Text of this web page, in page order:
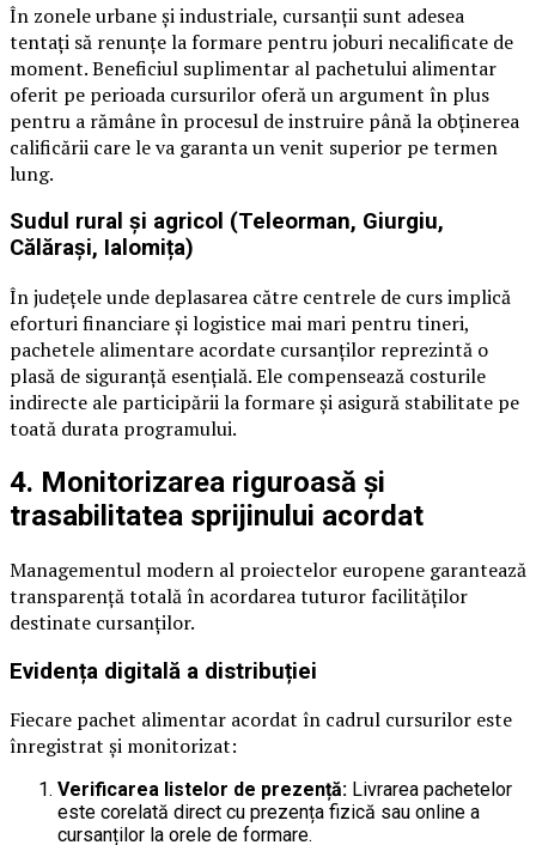
În zonele urbane și industriale, cursanții sunt adesea
tentați să renunțe la formare pentru joburi necalificate de
moment. Beneficiul suplimentar al pachetului alimentar
oferit pe perioada cursurilor oferă un argument în plus
pentru a rămâne în procesul de instruire până la obținerea
calificării care le va garanta un venit superior pe termen
lung.
Sudul rural și agricol (Teleorman, Giurgiu,
Călărași, Ialomița)
În județele unde deplasarea către centrele de curs implică
eforturi financiare și logistice mai mari pentru tineri,
pachetele alimentare acordate cursanților reprezintă o
plasă de siguranță esențială. Ele compensează costurile
indirecte ale participării la formare și asigură stabilitate pe
toată durata programului.
4. Monitorizarea riguroasă și
trasabilitatea sprijinului acordat
Managementul modern al proiectelor europene garantează
transparență totală în acordarea tuturor facilităților
destinate cursanților.
Evidența digitală a distribuției
Fiecare pachet alimentar acordat în cadrul cursurilor este
înregistrat și monitorizat:
Verificarea listelor de prezență: Livrarea pachetelor
este corelată direct cu prezența fizică sau online a
cursanților la orele de formare.